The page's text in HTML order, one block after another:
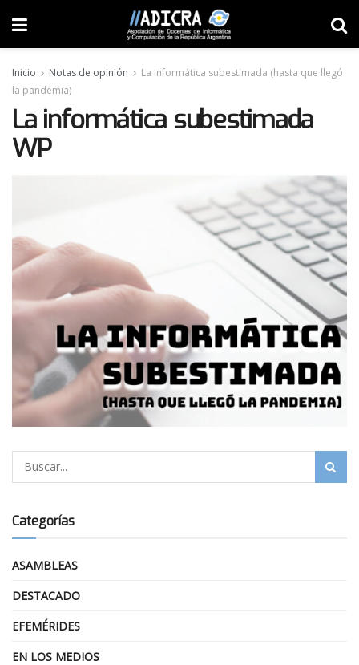
Inicio Notas de opinión
La Informática subestimada (hasta que llegó
la pandemia)
La informática subestimada
WP
Categorías
ASAMBLEAS
DESTACADO
EFEMÉRIDES
EN LOS MEDIOS